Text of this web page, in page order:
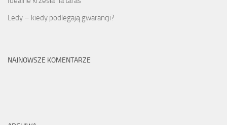
Ledy – kiedy podlegają gwarancji?
NAJNOWSZE KOMENTARZE